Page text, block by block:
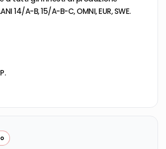
A-B, 15/A-B-C, OMNI, EUR, SWE.